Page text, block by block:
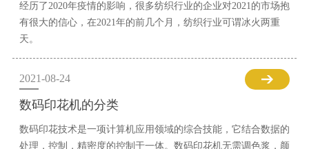
经历了2020年疫情的影响，很多纺织行业的企业对2021的市场抱
有很大的信心，在2021年的前几个月，纺织行业可谓冰火两重
天。
2021-08-24
数码印花机的分类
数码印花技术是一项计算机应用领域的综合技能，它结合数据的
处理，控制，精密度的控制于一体。数码印花机无需调色浆，颜